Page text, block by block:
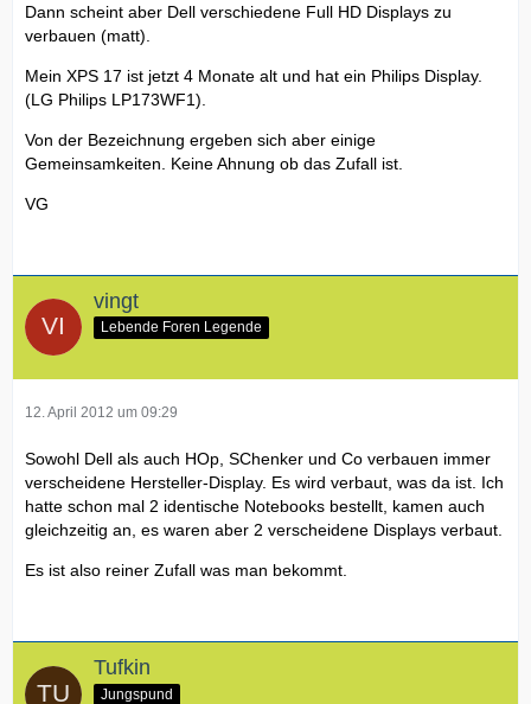
Dann scheint aber Dell verschiedene Full HD Displays zu
verbauen (matt).
Mein XPS 17 ist jetzt 4 Monate alt und hat ein Philips Display.
(LG Philips LP173WF1).
Von der Bezeichnung ergeben sich aber einige
Gemeinsamkeiten. Keine Ahnung ob das Zufall ist.
VG
vingt
Lebende Foren Legende
12. April 2012 um 09:29
Sowohl Dell als auch HOp, SChenker und Co verbauen immer
verscheidene Hersteller-Display. Es wird verbaut, was da ist. Ich
hatte schon mal 2 identische Notebooks bestellt, kamen auch
gleichzeitig an, es waren aber 2 verscheidene Displays verbaut.
Es ist also reiner Zufall was man bekommt.
Tufkin
Jungspund